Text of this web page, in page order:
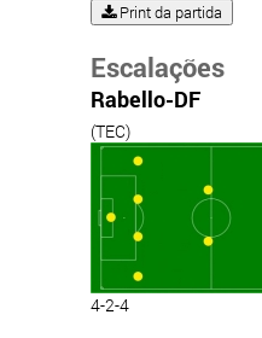
Print da partida
Escalações
Rabello-DF
(TEC)
4-2-4